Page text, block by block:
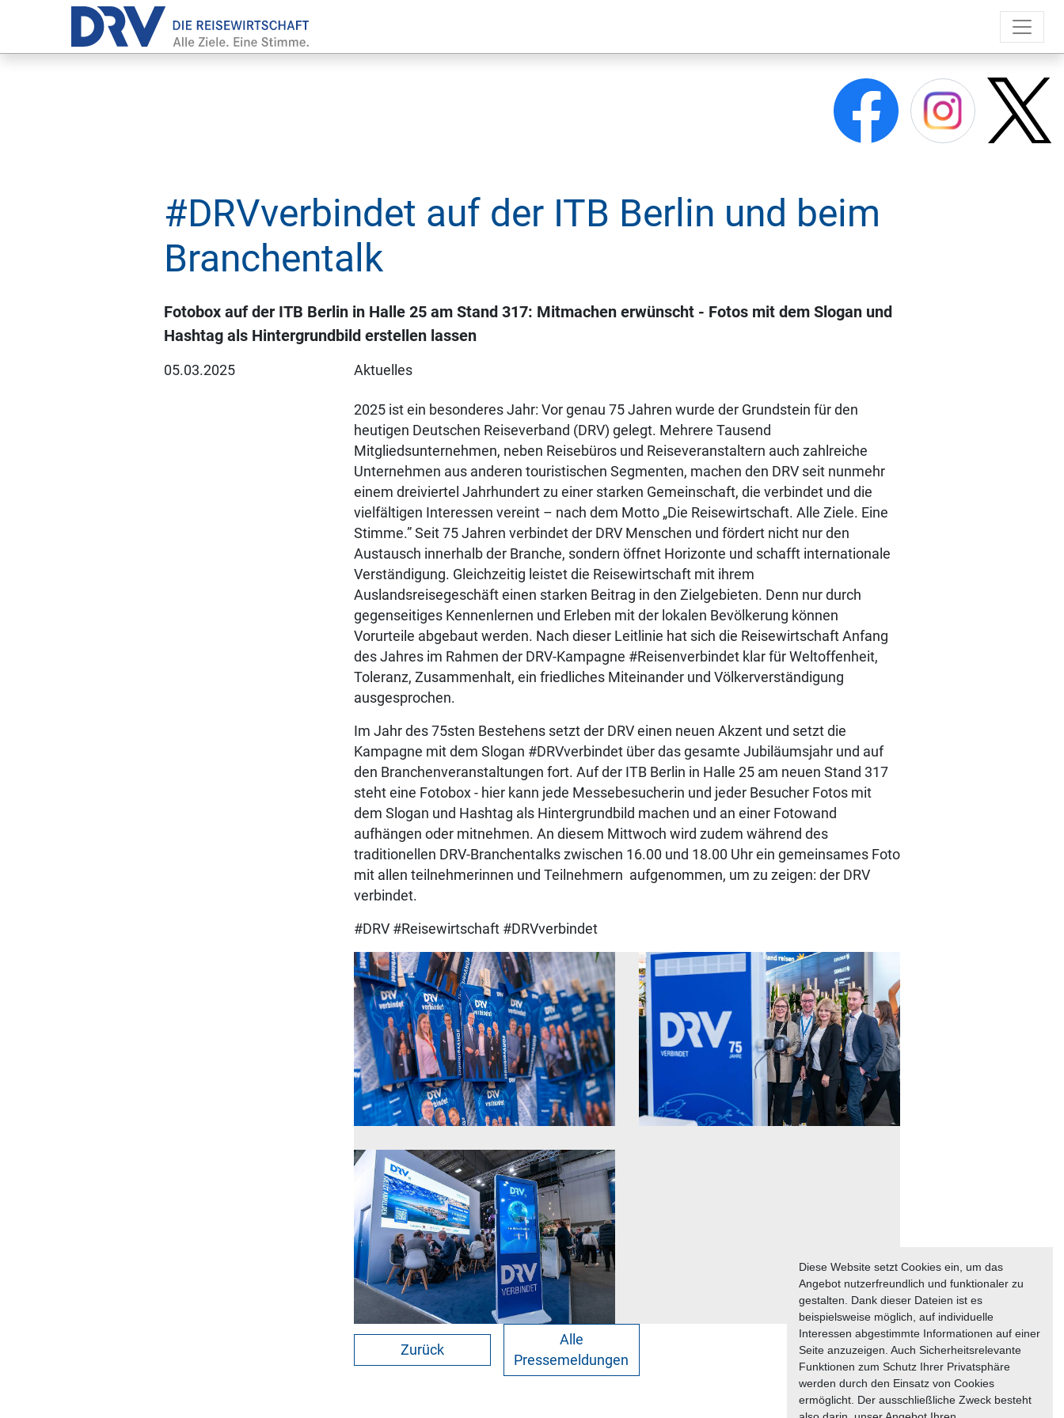
Diese Website setzt Cookies ein, um das
Angebot nutzerfreundlich und funktionaler zu
gestalten. Dank dieser Dateien ist es
beispielsweise möglich, auf individuelle
Interessen abgestimmte Informationen auf einer
Seite anzuzeigen. Auch Sicherheitsrelevante
Funktionen zum Schutz Ihrer Privatsphäre
werden durch den Einsatz von Cookies
ermöglicht. Der ausschließliche Zweck besteht
#DRVverbindet auf der ITB Berlin und beim
Branchentalk
Fotobox auf der ITB Berlin in Halle 25 am Stand 317: Mitmachen erwünscht - Fotos mit dem Slogan und
Hashtag als Hintergrundbild erstellen lassen
05.03.2025 Aktuelles
2025 ist ein besonderes Jahr: Vor genau 75 Jahren wurde der Grundstein für den
heutigen Deutschen Reiseverband (DRV) gelegt. Mehrere Tausend
Mitgliedsunternehmen, neben Reisebüros und Reiseveranstaltern auch zahlreiche
Unternehmen aus anderen touristischen Segmenten, machen den DRV seit nunmehr
einem dreiviertel Jahrhundert zu einer starken Gemeinschaft, die verbindet und die
vielfältigen Interessen vereint – nach dem Motto „Die Reisewirtschaft. Alle Ziele. Eine
Stimme.” Seit 75 Jahren verbindet der DRV Menschen und fördert nicht nur den
Austausch innerhalb der Branche, sondern öffnet Horizonte und schafft internationale
Verständigung. Gleichzeitig leistet die Reisewirtschaft mit ihrem
Auslandsreisegeschäft einen starken Beitrag in den Zielgebieten. Denn nur durch
gegenseitiges Kennenlernen und Erleben mit der lokalen Bevölkerung können
Vorurteile abgebaut werden. Nach dieser Leitlinie hat sich die Reisewirtschaft Anfang
des Jahres im Rahmen der DRV-Kampagne #Reisenverbindet klar für Weltoffenheit,
Toleranz, Zusammenhalt, ein friedliches Miteinander und Völkerverständigung
ausgesprochen.
Im Jahr des 75sten Bestehens setzt der DRV einen neuen Akzent und setzt die
Kampagne mit dem Slogan #DRVverbindet über das gesamte Jubiläumsjahr und auf
den Branchenveranstaltungen fort. Auf der ITB Berlin in Halle 25 am neuen Stand 317
steht eine Fotobox - hier kann jede Messebesucherin und jeder Besucher Fotos mit
dem Slogan und Hashtag als Hintergrundbild machen und an einer Fotowand
aufhängen oder mitnehmen. An diesem Mittwoch wird zudem während des
traditionellen DRV-Branchentalks zwischen 16.00 und 18.00 Uhr ein gemeinsames Foto
mit allen teilnehmerinnen und Teilnehmern aufgenommen, um zu zeigen: der DRV
verbindet.
#DRV #Reisewirtschaft #DRVverbindet
Zurück
Alle
Pressemeldungen